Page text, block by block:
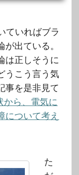
ていればブラ
出ている。
は正しそうに
うこう言う気
事を是非見て
から、電気に
について考え
た